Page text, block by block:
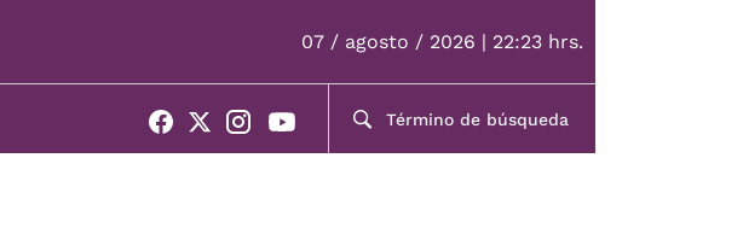
07 / agosto / 2026 | 22:23 hrs.